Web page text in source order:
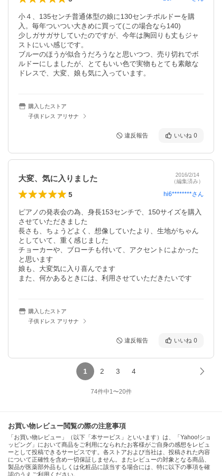
小４、135センチ普通体型の娘に130センチポルドーを購
入。毎年ついつい大きめに買って(この場合なら140)
少しガサガサしていたのですが、今年は胸回りも丈もジャ
ストにいい感じです。
ブルーのほうが似合うだろうなと思いつつ、売り切れでボ
ルドーにしましたが、とてもいい色で実物もとても素敵な
ドレスで、大変、娘も気に入っています。
購入したストア
子供ドレス アリサナ
違反報告 いいね 0
大変、気に入りました
2016/2/14
（編集済み）
5 hi6********さん
ピアノの発表会の為、身長153センチで、150サイズを購入
させていただきました
長さも、ちょうどよく、想像していたより、生地がちゃん
としていて、重く感じました
チョーカーや、ブローチも付いて、アクセントによかった
と思います
娘も、大変気に入り喜んでます
また、何かあるときには、利用させていただきたいです
購入したストア
子供ドレス アリサナ
違反報告 いいね 0
1 2 3 4
74件中1〜20件
お買い物レビュー閲覧の際の注意事項
「お買い物レビュー」（以下「本サービス」といいます）は、「Yahoo!ショ
ッピング」において商品をご利用になられたお客様がご自身の感想をレビュ
ーとして投稿できるサービスです。各ストアおよび当社は、投稿された内容
について正確性を含め一切保証しません。またレビューの対象となる商品、
製品が医薬部外品もしくは化粧品に該当する場合には、特に以下の事項を確
認のうえご利用ください。